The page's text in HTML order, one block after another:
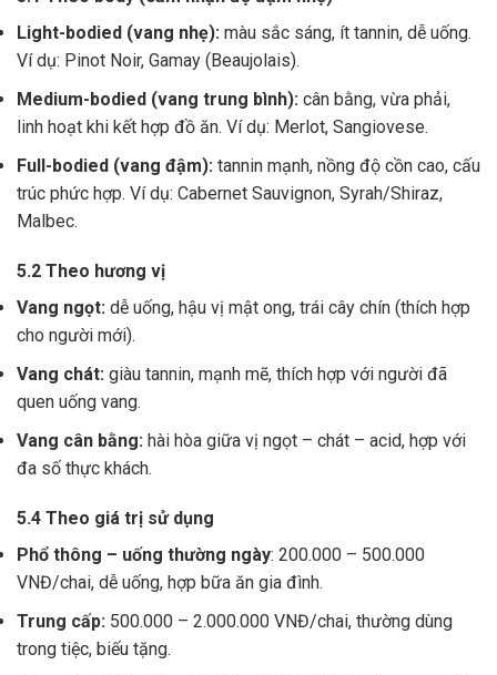
Light-bodied (vang nhẹ): màu sắc sáng, ít tannin, dễ uống.
Ví dụ: Pinot Noir, Gamay (Beaujolais).
Medium-bodied (vang trung bình): cân bằng, vừa phải,
linh hoạt khi kết hợp đồ ăn. Ví dụ: Merlot, Sangiovese.
Full-bodied (vang đậm): tannin mạnh, nồng độ cồn cao, cấu
trúc phức hợp. Ví dụ: Cabernet Sauvignon, Syrah/Shiraz,
Malbec.
5.2 Theo hương vị
Vang ngọt: dễ uống, hậu vị mật ong, trái cây chín (thích hợp
cho người mới).
Vang chát: giàu tannin, mạnh mẽ, thích hợp với người đã
quen uống vang.
Vang cân bằng: hài hòa giữa vị ngọt – chát – acid, hợp với
đa số thực khách.
5.4 Theo giá trị sử dụng
Phổ thông – uống thường ngày: 200.000 – 500.000
VNĐ/chai, dễ uống, hợp bữa ăn gia đình.
Trung cấp: 500.000 – 2.000.000 VNĐ/chai, thường dùng
trong tiệc, biếu tặng.